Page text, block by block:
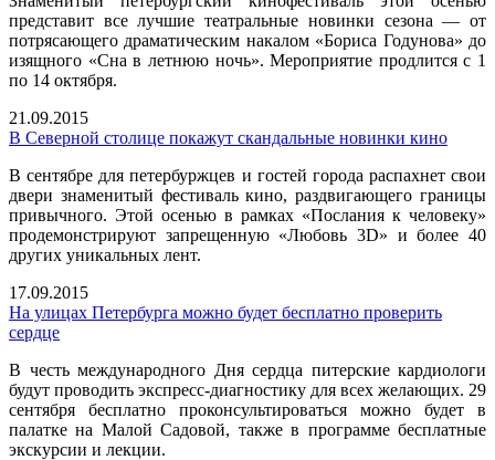
представит все лучшие театральные новинки сезона — от
потрясающего драматическим накалом «Бориса Годунова» до
изящного «Сна в летнюю ночь». Мероприятие продлится с 1
по 14 октября.
21.09.2015
В Северной столице покажут скандальные новинки кино
В сентябре для петербуржцев и гостей города распахнет свои
двери знаменитый фестиваль кино, раздвигающего границы
привычного. Этой осенью в рамках «Послания к человеку»
продемонстрируют запрещенную «Любовь 3D» и более 40
других уникальных лент.
17.09.2015
На улицах Петербурга можно будет бесплатно проверить
сердце
В честь международного Дня сердца питерские кардиологи
будут проводить экспресс-диагностику для всех желающих. 29
сентября бесплатно проконсультироваться можно будет в
палатке на Малой Садовой, также в программе бесплатные
экскурсии и лекции.